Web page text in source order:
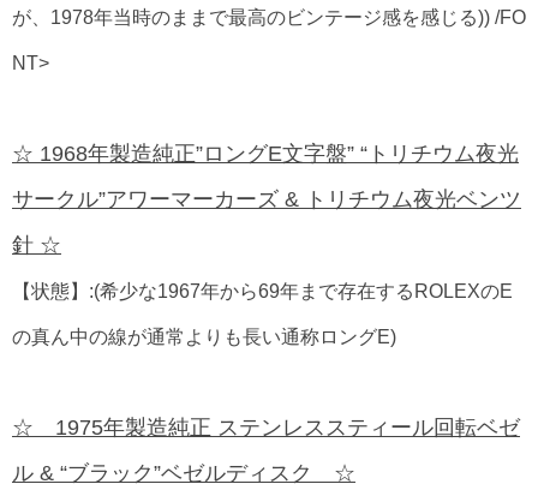
が、1978年当時のままで最高のビンテージ感を感じる)) /FO
NT>
☆ 1968年製造純正”ロングE文字盤” “トリチウム夜光
サークル”アワーマーカーズ & トリチウム夜光ベンツ
針 ☆
【状態】:(希少な1967年から69年まで存在するROLEXのE
の真ん中の線が通常よりも長い通称ロングE)
☆ 1975年製造純正 ステンレススティール回転ベゼ
ル & “ブラック”ベゼルディスク ☆